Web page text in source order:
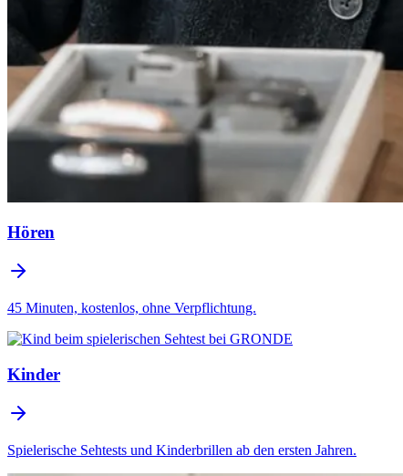
Hören
45 Minuten, kostenlos, ohne Verpflichtung.
Kinder
Spielerische Sehtests und Kinderbrillen ab den ersten Jahren.